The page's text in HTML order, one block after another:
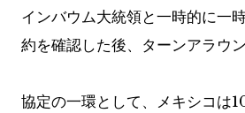
インバウム大統領と一時的に一
約を確認した後、ターンアラウ
協定の一環として、メキシコは